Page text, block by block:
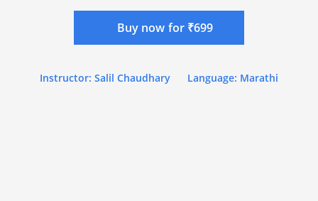
Buy now for ₹699
Instructor: Salil Chaudhary Language: Marathi